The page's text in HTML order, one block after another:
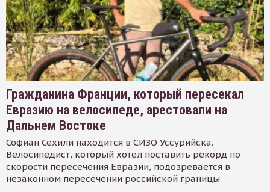
Гражданина Франции, который пересекал
Евразию на велосипеде, арестовали на
Дальнем Востоке
Софиан Сехили находится в СИЗО Уссурийска.
Велосипедист, который хотел поставить рекорд по
скорости пересечения Евразии, подозревается в
незаконном пересечении российской границы